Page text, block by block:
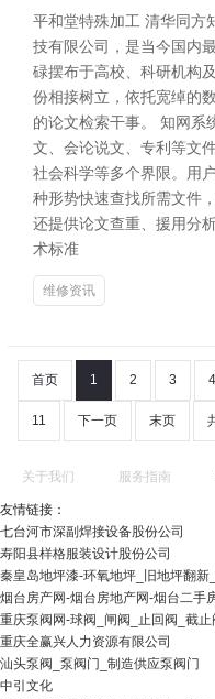
平和堂特殊加工 清华同方
技有限公司，是当今国内
碌摆布于高校、科研机构
份相接树立，依托宽绰的
的论文检索干事。 知网系
文、会论说文、专利等文
社会科学等多个界限。用
种形势快速查找所需文件
还提供论文查重、援用分
术标准
维修资讯
首页 1 2 3 4
11 下一页 末页
关于我们 服务指南
友情链接：
七台河市深副焊接设备股份公司
寿阳县样格服装设计股份公司
秦皇岛地坪漆-环氧地坪_旧地坪翻新
烟台房产网-烟台房地产网-烟台二手
重庆泵阀网-球阀_闸阀_止回阀_截
重庆全赢兴人力资源有限公司
汕头泵阀_泵阀门_制造供应泵阀门
中引文化